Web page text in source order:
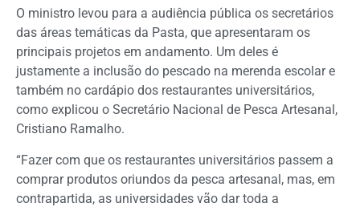
O ministro levou para a audiência pública os secretários
das áreas temáticas da Pasta, que apresentaram os
principais projetos em andamento. Um deles é
justamente a inclusão do pescado na merenda escolar e
também no cardápio dos restaurantes universitários,
como explicou o Secretário Nacional de Pesca Artesanal,
Cristiano Ramalho.
“Fazer com que os restaurantes universitários passem a
comprar produtos oriundos da pesca artesanal, mas, em
contrapartida, as universidades vão dar toda a